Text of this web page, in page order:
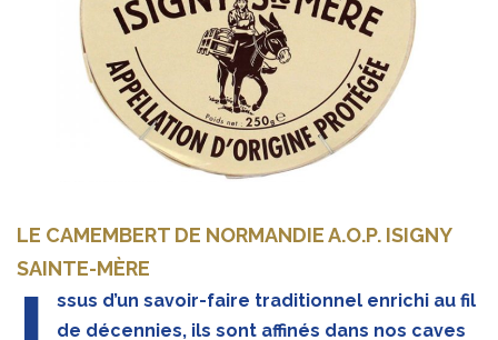
LE CAMEMBERT DE NORMANDIE A.O.P. ISIGNY
SAINTE-MÈRE
ssus d’un savoir-faire traditionnel enrichi au fil
de décennies, ils sont affinés dans nos caves